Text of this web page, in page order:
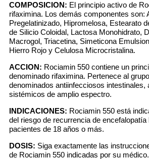
COMPOSICION: El principio activo de
rifaximina. Los demás componentes son:
Pregelatinizado, Hipromelosa, Estearato
de Silicio Coloidal, Lactosa Monohidrato,
Macrogol, Triacetina, Simeticona
Hierro Rojo y Celulosa Microcristalina.
ACCION: Rociamin 550 contiene un
denominado rifaximina. Pertenece al
denominados antiinfecciosos intestinales,
sistémicos de amplio espectro.
INDICACIONES: Rociamin 550 está
del riesgo de recurrencia de encefalopatía
pacientes de 18 años o más.
DOSIS: Siga exactamente las
de Rociamin 550 indicadas por su